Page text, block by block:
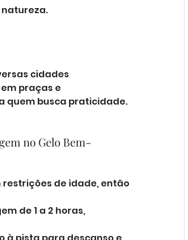
natureza.
cidades
praças e
quem busca praticidade.
no Gelo Bem-
de idade, então
de 1 a 2 horas,